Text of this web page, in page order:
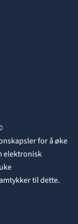
for å øke
elektronisk
til dette.